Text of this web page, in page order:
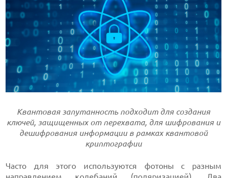
Квантовая запутанность подходит для создания
ключей, защищенных от перехвата, для шифрования и
дешифрования информации в рамках квантовой
криптографии
Часто для этого используются фотоны с разным